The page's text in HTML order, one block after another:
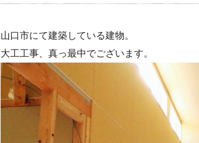
山口市にて建築している建物。
大工工事、真っ最中でございます。